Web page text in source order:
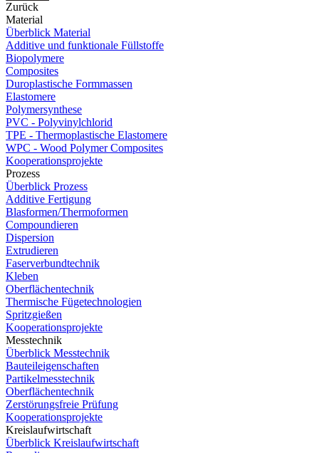
Zurück
Material
Überblick Material
Additive und funktionale Füllstoffe
Biopolymere
Composites
Duroplastische Formmassen
Elastomere
Polymersynthese
PVC - Polyvinylchlorid
TPE - Thermoplastische Elastomere
WPC - Wood Polymer Composites
Kooperationsprojekte
Prozess
Überblick Prozess
Additive Fertigung
Blasformen/Thermoformen
Compoundieren
Dispersion
Extrudieren
Faserverbundtechnik
Kleben
Oberflächentechnik
Thermische Fügetechnologien
Spritzgießen
Kooperationsprojekte
Messtechnik
Überblick Messtechnik
Bauteileigenschaften
Partikelmesstechnik
Oberflächentechnik
Zerstörungsfreie Prüfung
Kooperationsprojekte
Kreislaufwirtschaft
Überblick Kreislaufwirtschaft